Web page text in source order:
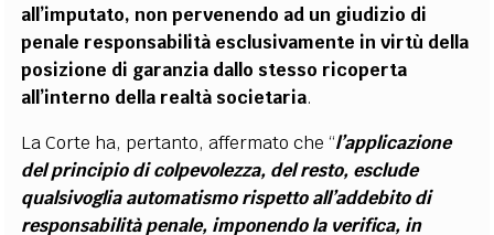
all’imputato, non pervenendo ad un giudizio di
penale responsabilità esclusivamente in virtù della
posizione di garanzia dallo stesso ricoperta
all’interno della realtà societaria.
La Corte ha, pertanto, affermato che “l’applicazione
del principio di colpevolezza, del resto, esclude
qualsivoglia automatismo rispetto all’addebito di
responsabilità penale, imponendo la verifica, in